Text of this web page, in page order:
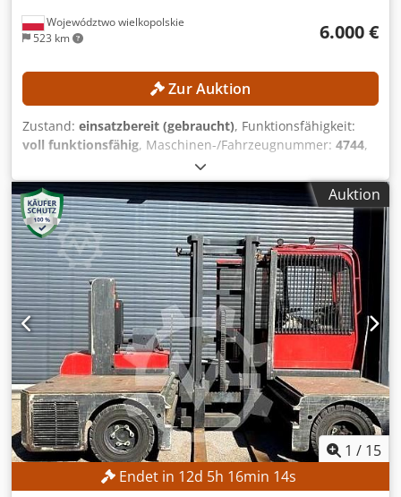
Województwo wielkopolskie
523 km
6.000 €
Zur Auktion
Zustand: einsatzbereit (gebraucht), Funktionsfähigkeit:
voll funktionsfähig, Maschinen-/Fahrzeugnummer: 4744,
, Betriebsstunden:
kg, Hubhöhe:4.530 mm, Kraftstofftyp:Diesel, Masttyp:
Simplex, Bauhöhe:3.100 mm, Kein Mindestpreis -
garantierter Verkauf zum höchsten Gebot! TECHNISCHE
DETAILS Tragkraft: 5.000 kg Hubhöhe: 4.530 mm
MASCHINEN-DETAILS Kraftstofftyp: Diesel Masttyp: Simplex
ISO-Klasse: 3 (2.500–4.999 kg) Bauhöhe: 3.100 mm
AUSSTATTUNG Vollkabine Crjdpfezrgaxox Agksf Externe
Referenz: SLO036
Auktion
1 / 15
Endet in 12d 5h 16min 11s